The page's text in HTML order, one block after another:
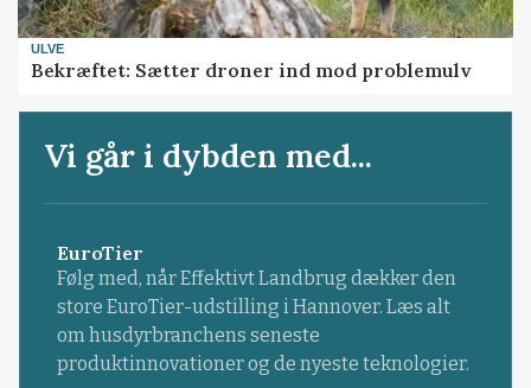
ULVE
Bekræftet: Sætter droner ind mod problemulv
Vi går i dybden med...
EuroTier
Følg med, når Effektivt Landbrug dækker den
store EuroTier-udstilling i Hannover. Læs alt
om husdyrbranchens seneste
produktinnovationer og de nyeste teknologier.